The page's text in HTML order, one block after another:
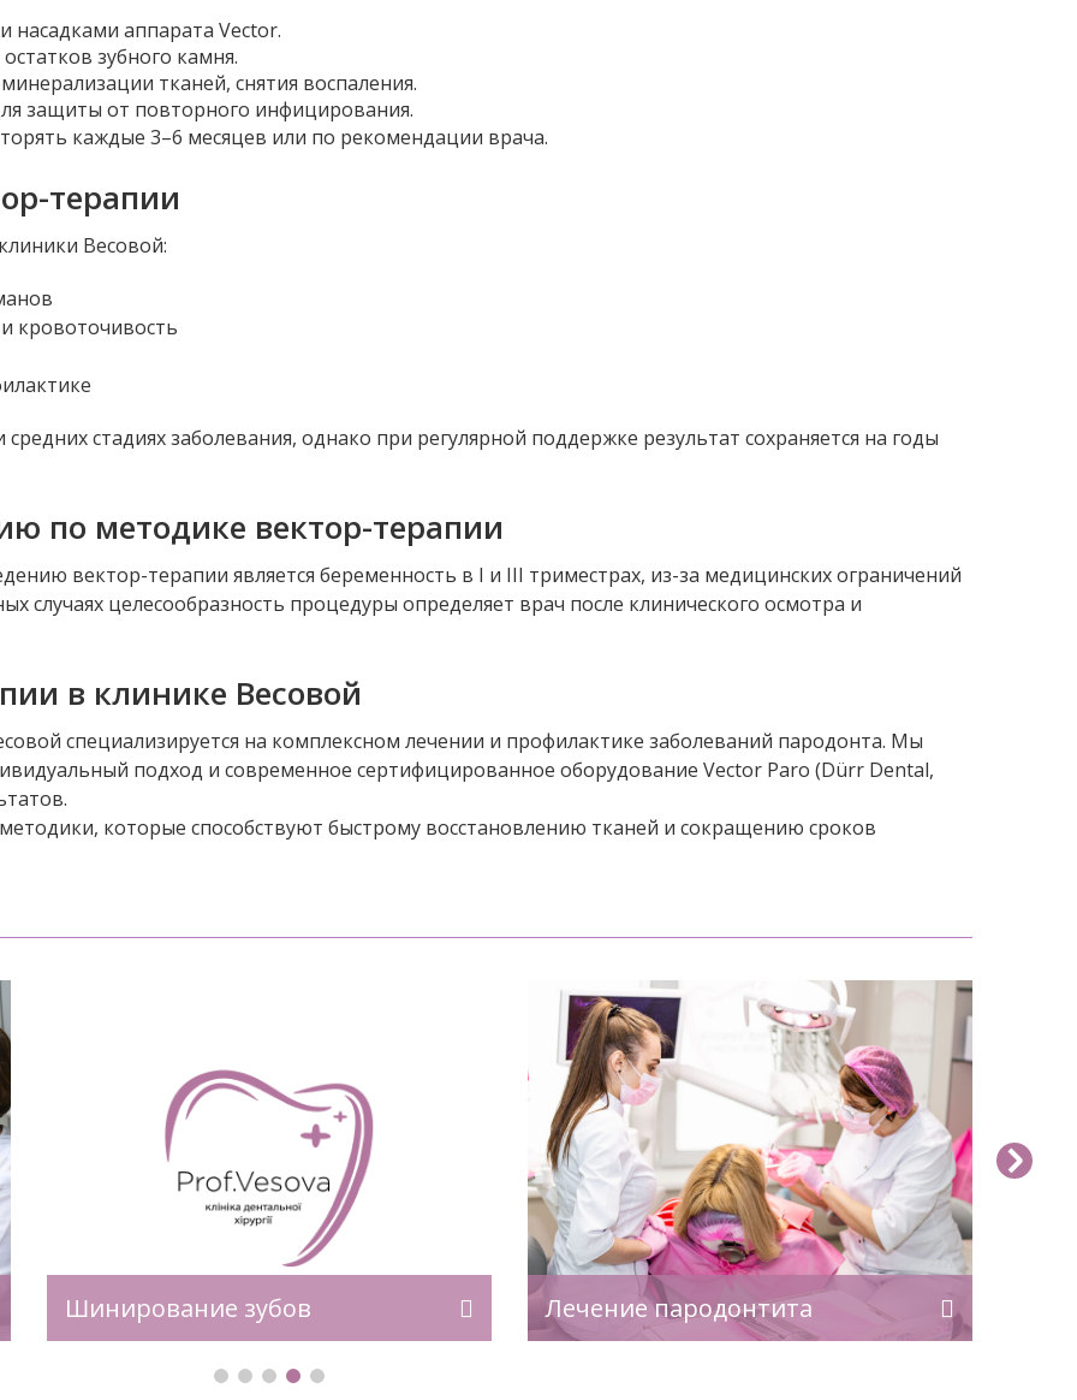
аппарата Vector.
зубного камня.
тканей, снятия воспаления.
защиты от повторного инфицирования.
каждые 3–6 месяцев или по рекомендации врача.
терапии
Весовой:
кровоточивость
стадиях заболевания, однако при регулярной поддержке результат сохраняется на годы
по методике вектор-терапии
вектор-терапии является беременность в I и III триместрах, из-за медицинских ограничений
случаях целесообразность процедуры определяет врач после клинического осмотра и
в клинике Весовой
специализируется на комплексном лечении и профилактике заболеваний пародонта. Мы
подход и современное сертифицированное оборудование Vector Paro (Dürr Dental,
которые способствуют быстрому восстановлению тканей и сокращению сроков
Шинирование зубов Лечение пародонтита
симптомами:​ При отсутствии
своевременного лечения симптомы
могут усугубляться, приводя к
осложнениям. Методики лечения
пародонтита В Клинике дентальной
хирургии профессора Весовой
проводится комплексное лечение
пародонтита и других заболеваний
десен. Более чем 30-летний опыт,
оборудование нового поколения и
авторские методики позволяют
облегчить состояние пациента уже